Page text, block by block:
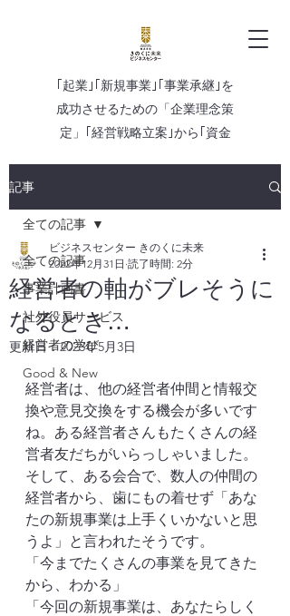
｢起業｣｢新規事業｣｢事業承継｣を
成功させるための「企業理念策
定」 ｢経営戦略立案｣から｢資金
記事
全ての記事
事業計画書
社外役員サービス
経営者の学び
Good & New
全ての記事
経営者の軸がブレそうに
なるとき…
ビジネスセンター きのくに未来
2022年12月31日 読了時間: 2分
更新日：2023年5月3日
経営者は、他の経営者仲間と情報交
換や意見交換をする機会が多いです
ね。ある経営者さんもたくさんの経
営者友だちがいらっしゃいました。
そして、ある会合で、数人の仲間の
経営者から、歯にもの着せず「あな
たの新規事業は上手くいかないと思
うよ」と言われたそうです。
「今までたくさんの事業を見てきた
から、わかる」
「今回の新規事業は、あなたらしく